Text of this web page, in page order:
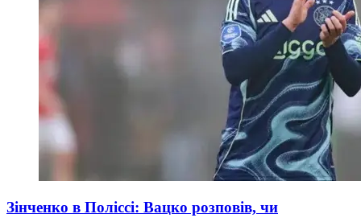
Зінченко в Поліссі: Вацко розповів, чи